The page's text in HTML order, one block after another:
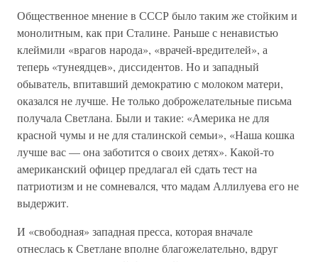
Общественное мнение в СССР было таким же стойким и
монолитным, как при Сталине. Раньше с ненавистью
клеймили «врагов народа», «врачей-вредителей», а
теперь «тунеядцев», диссидентов. Но и западный
обыватель, впитавший демократию с молоком матери,
оказался не лучше. Не только доброжелательные письма
получала Светлана. Были и такие: «Америка не для
красной чумы и не для сталинской семьи», «Наша кошка
лучше вас — она заботится о своих детях». Какой-то
американский офицер предлагал ей сдать тест на
патриотизм и не сомневался, что мадам Аллилуева его не
выдержит.
И «свободная» западная пресса, которая вначале
отнеслась к Светлане вполне благожелательно, вдруг